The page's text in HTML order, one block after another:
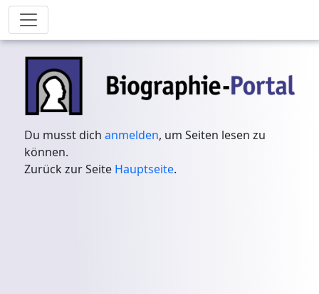
Du musst dichanmelden, um Seiten lesen zu
können.
Zurück zur Seite Hauptseite.